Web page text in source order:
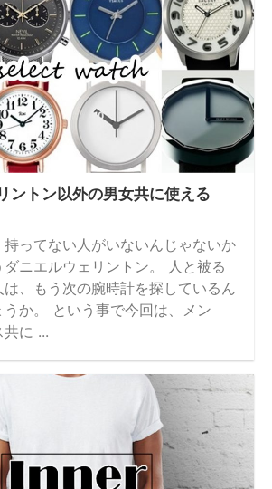
ントン以外の男女共に使える
ってない人がいないんじゃないか
ダニエルウェリントン。 人と被る
は、もう次の腕時計を探しているん
うか。 という事で今回は、メン
共に ...